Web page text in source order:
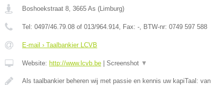
Boshoekstraat 8 3665 As ( Limburg)
Tel: 0497/46.79.08 of 013/964.914 , Fax: - , BTW-nr: 0749 597 588
E-mail › Taalbankier LCVB
Website: http://www.lcvb.be Screenshot ▼
Als taalbankier beheren wij met passie en kennis uw kapiTaal: van